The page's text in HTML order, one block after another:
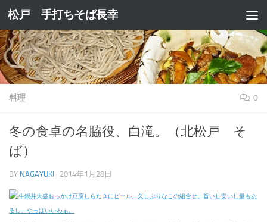
コンテンツへスキップ
松戸 手打ちそば長幸
料理 0
冬の食卓の名脇役、白滝。（北松戸 そ
ば）
BY NAGAYUKI · 2014年1月28日